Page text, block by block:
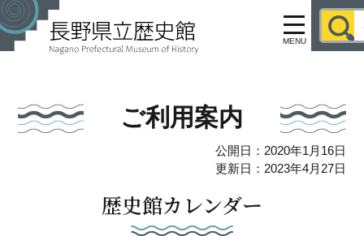
MENU
ご利用案内
公開日：2020年1月16日
更新日：2023年4月27日
歴史館カレンダー